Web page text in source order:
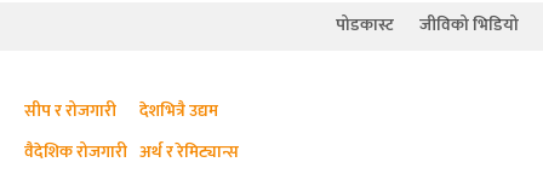
पोडकास्ट जीविको भिडियो
सीप र रोजगारी
देशभित्रै उद्यम
वैदेशिक रोजगारी अर्थ र रेमिट्यान्स